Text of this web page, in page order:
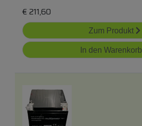
€ 211,60
Zum Produkt
In den Warenkorb